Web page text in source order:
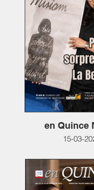
en Quince
15-03-